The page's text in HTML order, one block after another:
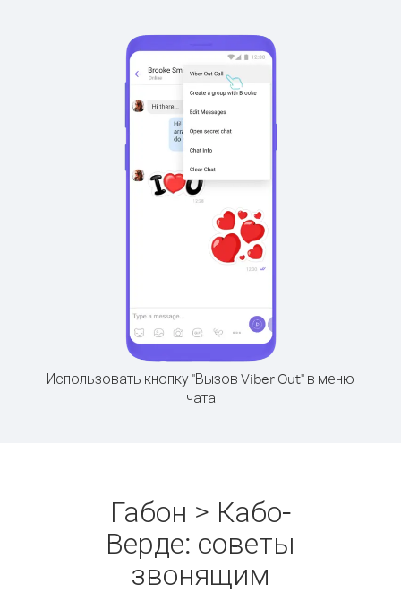
Использовать кнопку "Вызов Viber Out" в меню
чата
Габон > Кабо-
Верде: советы
звонящим